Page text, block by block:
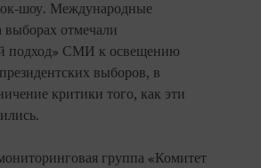
шоу. Международные
выборах отмечали
подход» СМИ к освещению
выборов, в
критики того, как эти
группа «Комитет